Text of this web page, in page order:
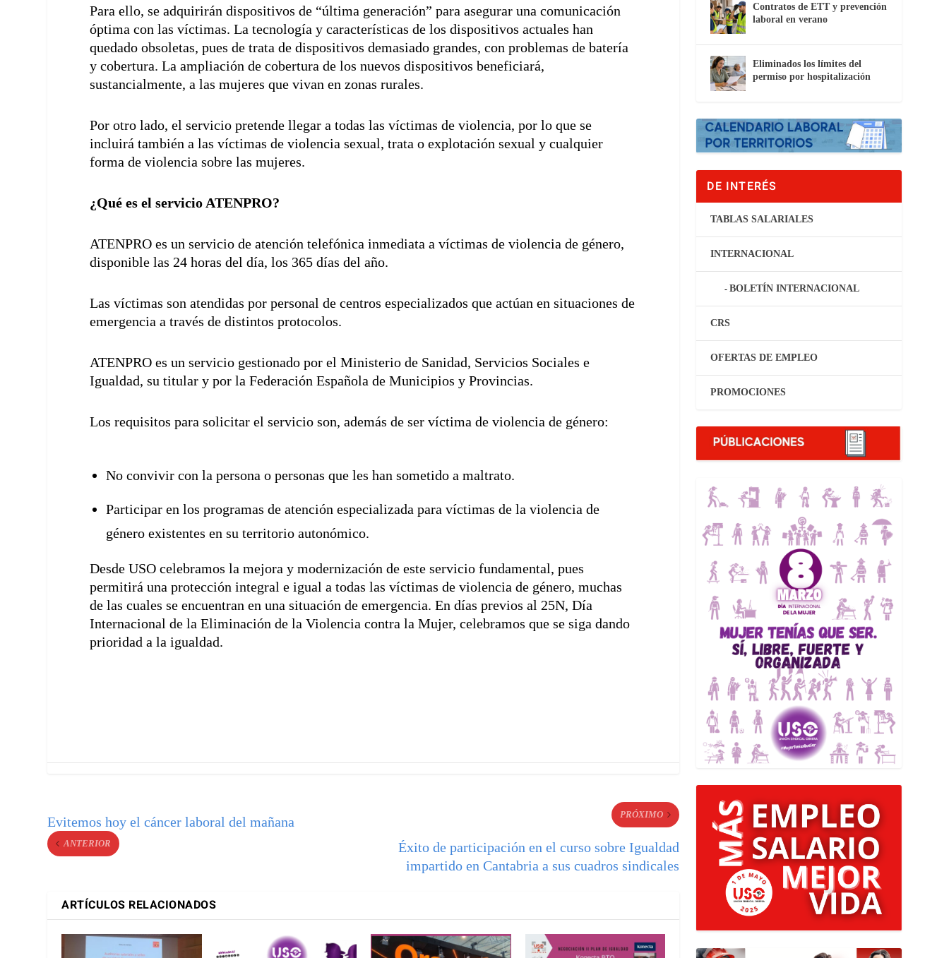
Para ello, se adquirirán dispositivos de “última generación” para asegurar una comunicación
óptima con las víctimas. La tecnología y características de los dispositivos actuales han
quedado obsoletas, pues de trata de dispositivos demasiado grandes, con problemas de batería
y cobertura. La ampliación de cobertura de los nuevos dispositivos beneficiará,
sustancialmente, a las mujeres que vivan en zonas rurales.
Por otro lado, el servicio pretende llegar a todas las víctimas de violencia, por lo que se
incluirá también a las víctimas de violencia sexual, trata o explotación sexual y cualquier
forma de violencia sobre las mujeres.
¿Qué es el servicio ATENPRO?
ATENPRO es un servicio de atención telefónica inmediata a víctimas de violencia de género,
disponible las 24 horas del día, los 365 días del año.
Las víctimas son atendidas por personal de centros especializados que actúan en situaciones de
emergencia a través de distintos protocolos.
ATENPRO es un servicio gestionado por el Ministerio de Sanidad, Servicios Sociales e
Igualdad, su titular y por la Federación Española de Municipios y Provincias.
Los requisitos para solicitar el servicio son, además de ser víctima de violencia de género:
No convivir con la persona o personas que les han sometido a maltrato.
Participar en los programas de atención especializada para víctimas de la violencia de
género existentes en su territorio autonómico.
Desde USO celebramos la mejora y modernización de este servicio fundamental, pues
permitirá una protección integral e igual a todas las víctimas de violencia de género, muchas
de las cuales se encuentran en una situación de emergencia. En días previos al 25N, Día
Internacional de la Eliminación de la Violencia contra la Mujer, celebramos que se siga dando
prioridad a la igualdad.
Evitemos hoy el cáncer laboral del mañana
ANTERIOR
PRÓXIMO
Éxito de participación en el curso sobre Igualdad
impartido en Cantabria a sus cuadros sindicales
ARTÍCULOS RELACIONADOS
Contratos de ETT y prevención
laboral en verano
Eliminados los límites del
permiso por hospitalización
DE INTERÉS
TABLAS SALARIALES
INTERNACIONAL
BOLETÍN INTERNACIONAL
CRS
OFERTAS DE EMPLEO
PROMOCIONES